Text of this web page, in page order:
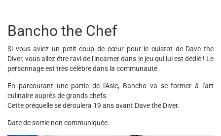
Bancho the Chef
Si vous aviez un petit coup de cœur pour le cuistot de Dave the
Diver, vous allez être ravi de l'incarner dans le jeu qui lui est dédié ! Le
personnage est très célèbre dans la communauté.
En parcourant une partie de l'Asie, Bancho va se former à l'art
culinaire auprès de grands chefs.
Cette préquelle se déroulera 19 ans avant Dave the Diver.
Date de sortie non communiquée.